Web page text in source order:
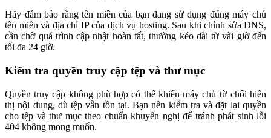
Hãy đảm bảo rằng tên miền của bạn đang sử dụng đúng máy chủ
tên miền và địa chỉ IP của dịch vụ hosting. Sau khi chỉnh sửa DNS,
cần chờ quá trình cập nhật hoàn tất, thường kéo dài từ vài giờ đến
tối đa 24 giờ.
Kiểm tra quyền truy cập tệp và thư mục
Quyền truy cập không phù hợp có thể khiến máy chủ từ chối hiển
thị nội dung, dù tệp vẫn tồn tại. Bạn nên kiểm tra và đặt lại quyền
cho tệp và thư mục theo chuẩn khuyến nghị để tránh phát sinh lỗi
404 không mong muốn.